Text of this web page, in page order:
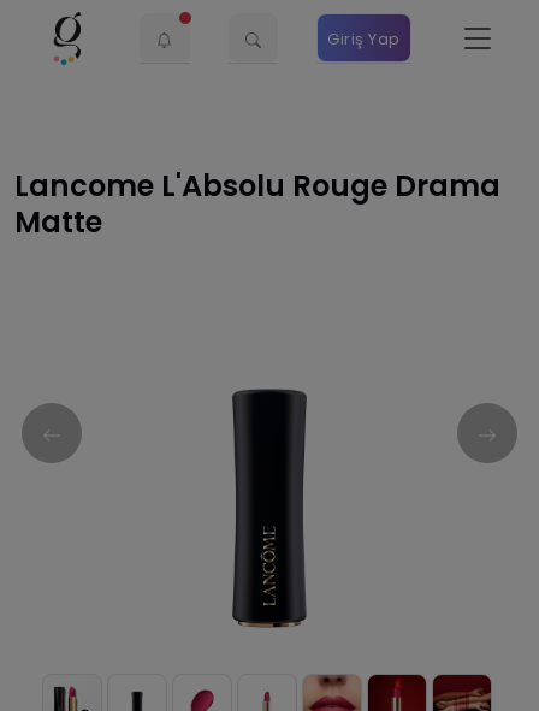
Giriş Yap
Lancome L'Absolu Rouge Drama
Matte